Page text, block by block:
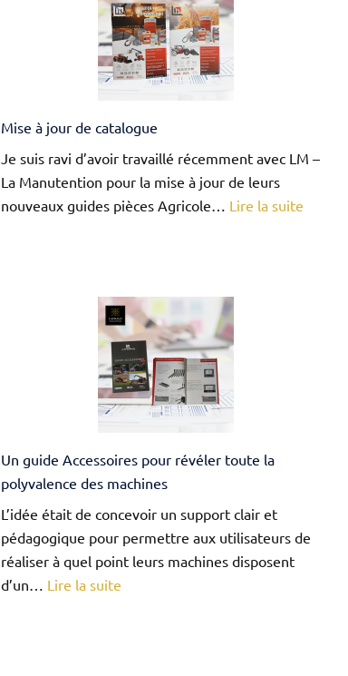
internet
MAT
Mise à jour de catalogue
Je suis ravi d’avoir travaillé récemment avec LM –
La Manutention pour la mise à jour de leurs
nouveaux guides pièces Agricole… Lire la suite
Un guide Accessoires pour révéler toute la
polyvalence des machines
L’idée était de concevoir un support clair et
pédagogique pour permettre aux utilisateurs de
réaliser à quel point leurs machines disposent
d’un… Lire la suite